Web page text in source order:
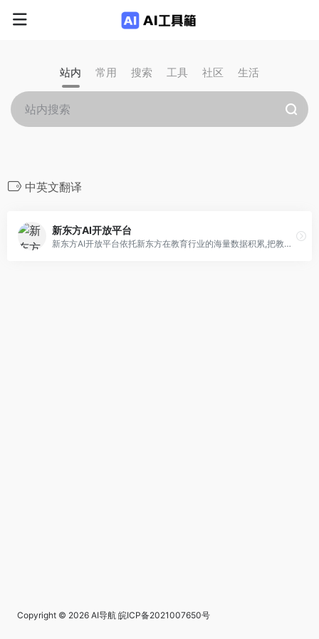
站内 常用 搜索 工具 社区 生活
中英文翻译
新东方AI开放平台
新东方AI开放平台依托新东方在教育行业的海量数据积累,把教育数据优势转化成教育行业的人工智能算法优势,为中国教育提供行业领先的OCR文字识别,语音智能,视觉智能,人脸关键点检测,人体姿态手势检测,NLP自然语言理解,英语口语评测打分等人工智能算法服务和智慧教育解决方案,助力教育智能化发展. 在智慧教室,双师AI课,AI督课,AI课程视频导演,智能批改,英语口语练习等方面形成了独特的创新解决方案,并公开了大量的智慧教育发明专利,积极引领教育行业的技术创新。新东方人工智能开放平台助力中国教育行业发展普惠,廉价,智能的,自适应的,智能教学工具和教学算法服务,积极应用人工智能技术创造社会价值,为中国的智慧教育和教育+AI产业做出应有贡献. 在图片识别,图片扫描识别,OCR证件识别,试卷手写笔迹擦除,试卷识别,试卷录入,人机会话,中英文翻译,小学口算批改,拼音检测识别,公式检测识别,英文拼写检查,人脸关键点检测,人脸表情识别,英文作文批改打分,语音合成,儿童英语口语测评打分,单词发音测评打分，托福口语测评打分,人脸考勤打卡机,AI数据标注系统,AI模型工厂,AI Devops运维发布体系,算法服务器弹性扩容与监控等各个方面为行业做出了重要贡献.
Copyright © 2026 AI导航 皖ICP备2021007650号